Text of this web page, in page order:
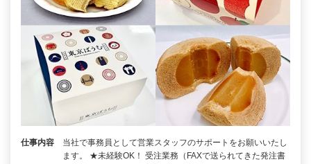
仕事内容
当社で事務員として営業スタッフのサポートをお願いいたし
ます。 ★未経験OK！ 受注業務（FAXで送られてきた発注書